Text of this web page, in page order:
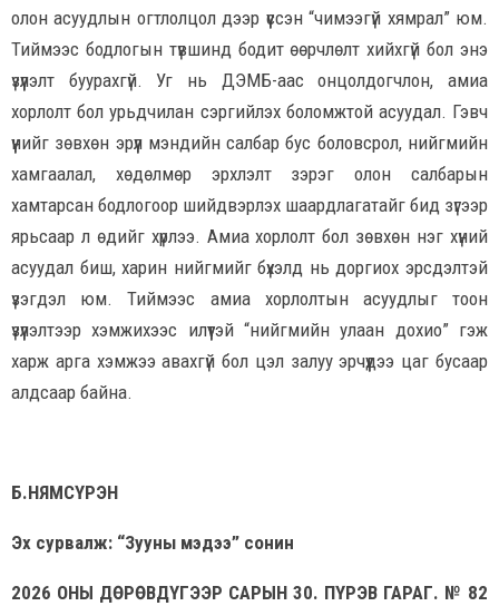
олон асуудлын огтлолцол дээр үүссэн “чимээгүй хямрал” юм.
Тиймээс бодлогын түвшинд бодит өөрчлөлт хийхгүй бол энэ
үзүүлэлт буурахгүй. Уг нь ДЭМБ-аас онцолдогчлон, амиа
хорлолт бол урьдчилан сэргийлэх боломжтой асуудал. Гэвч
үүнийг зөвхөн эрүүл мэндийн салбар бус боловсрол, нийгмийн
хамгаалал, хөдөлмөр эрхлэлт зэрэг олон салбарын
хамтарсан бодлогоор шийдвэрлэх шаардлагатайг бид зүгээр
ярьсаар л өдийг хүрлээ. Амиа хорлолт бол зөвхөн нэг хүний
асуудал биш, харин нийгмийг бүхэлд нь доргиох эрсдэлтэй
үзэгдэл юм. Тиймээс амиа хорлолтын асуудлыг тоон
үзүүлэлтээр хэмжихээс илүүтэй “нийгмийн улаан дохио” гэж
харж арга хэмжээ авахгүй бол цэл залуу эрчүүдээ цаг бусаар
алдсаар байна.
Б.НЯМСҮРЭН
Эх сурвалж: “Зууны мэдээ” сонин
2026 ОНЫ ДӨРӨВДҮГЭЭР САРЫН 30. ПҮРЭВ ГАРАГ. № 82